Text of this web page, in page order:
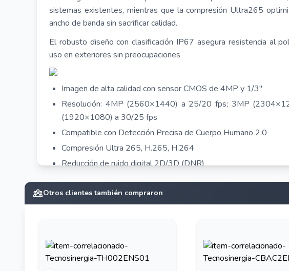
sistemas existentes, mientras que la compresión Ultra265
ancho de banda sin sacrificar calidad.
El robusto diseño con clasificación IP67 asegura resistencia al
uso en exteriores sin preocupaciones
Imagen de alta calidad con sensor CMOS de 4MP y 1/3"
Resolución: 4MP (2560×1440) a 25/20 fps; 3MP
(1920×1080) a 30/25 fps
Compatible con Detección Precisa de Cuerpo Humano 2.0
Compresión Ultra 265, H.265, H.264
Reducción de ruido digital 2D/3D (DNR)
IR Inteligente con alcance de hasta 30 m (98 ft)
Rango amplio de temperatura: -30°C a 60°C (-22°F a 140°F)
Alimentación por PoE (IEEE 802.3af)
Otros clientes también compraron